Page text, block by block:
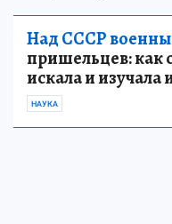
Над СССР
пришельцев: как
искала и
НАУКА